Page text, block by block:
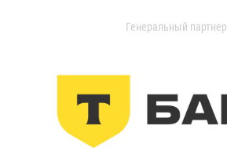
Генеральный партнер